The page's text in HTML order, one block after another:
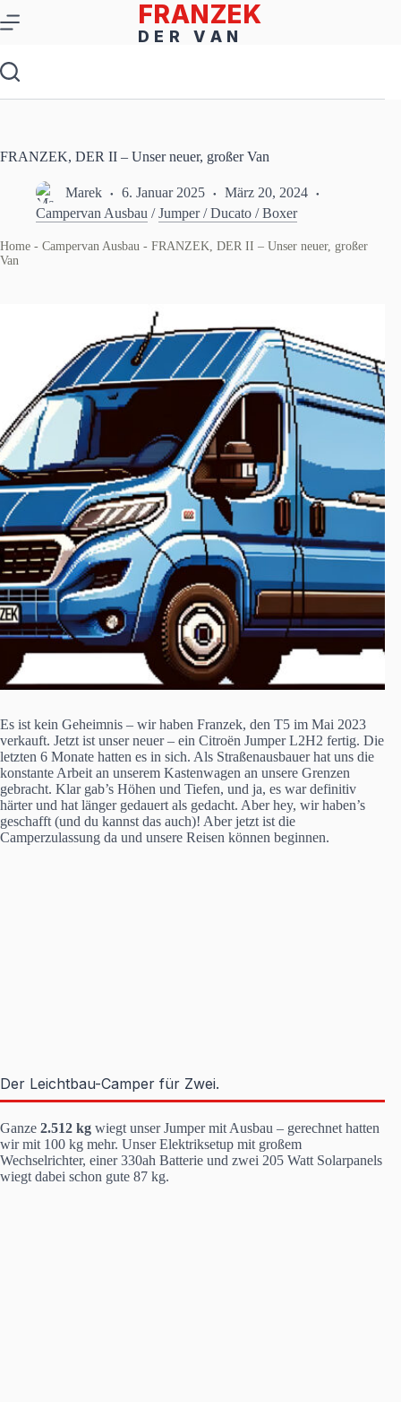
Inhalt
FRANZEK, DER II – Unser neuer, großer Van
Marek 6. Januar 2025
März 20, 2024
Campervan Ausbau /Jumper / Ducato / Boxer
Home - Campervan Ausbau - FRANZEK, DER II – Unser neuer, großer
Van
Es ist kein Geheimnis – wir haben Franzek, den T5 im Mai 2023
verkauft. Jetzt ist unser neuer – ein Citroën Jumper L2H2 fertig. Die
letzten 6 Monate hatten es in sich. Als Straßenausbauer hat uns die
konstante Arbeit an unserem Kastenwagen an unsere Grenzen
gebracht. Klar gab’s Höhen und Tiefen, und ja, es war definitiv
härter und hat länger gedauert als gedacht. Aber hey, wir haben’s
geschafft (und du kannst das auch)! Aber jetzt ist die
Camperzulassung da und unsere Reisen können beginnen.
Der Leichtbau-Camper für Zwei.
Ganze 2.512 kg wiegt unser Jumper mit Ausbau – gerechnet hatten
wir mit 100 kg mehr. Unser Elektriksetup mit großem
Wechselrichter, einer 330ah Batterie und zwei 205 Watt Solarpanels
wiegt dabei schon gute 87 kg.